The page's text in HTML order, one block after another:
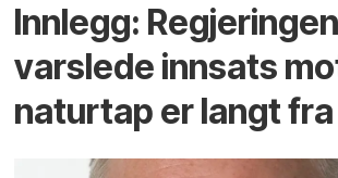
Innlegg:
varslede innsats
naturtap er langt